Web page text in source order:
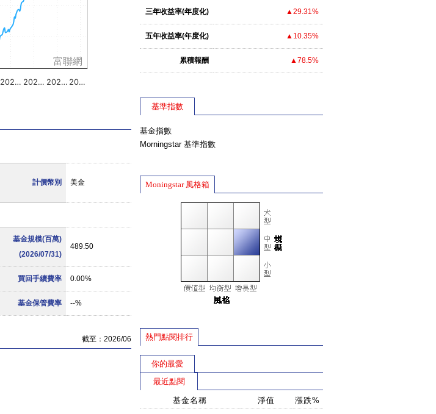
202… 202… 202… 20…
富聯網
計價幣別 美金
基金規模(百萬)
(2026/07/31)
489.50
買回手續費率 0.00%
基金保管費率 --%
截至：2026/06
三年收益率(年度化) ▲29.31%
五年收益率(年度化) ▲10.35%
累積報酬 ▲78.5%
基準指數
基金指數
Morningstar 基準指數
Moningstar 風格箱
熱門點閱排行
你的最愛
最近點閱
基金名稱 淨值 漲跌%